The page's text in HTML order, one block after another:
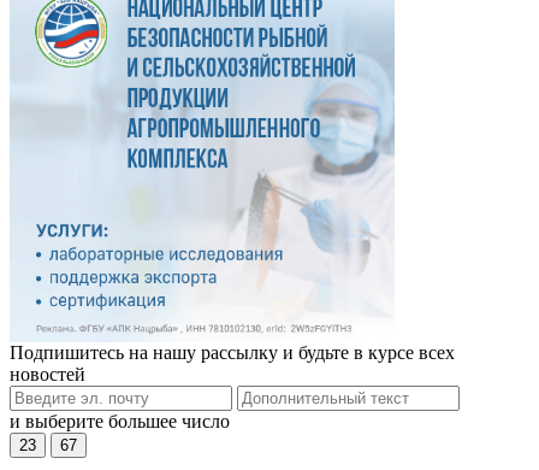
Подпишитесь на нашу рассылку и будьте в курсе всех
новостей
и выберите большее число
23 67